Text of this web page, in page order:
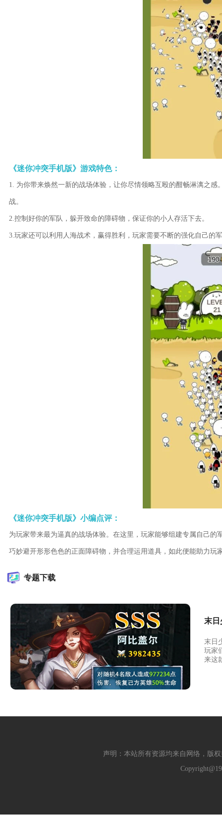
《迷你冲突手机版》游戏特色：
1. 为你带来焕然一新的战场体验，让你尽情领略互殴的酣畅淋漓之
战。
2.控制好你的军队，躲开致命的障碍物，保证你的小人存活下去。
3.玩家还可以利用人海战术，赢得胜利，玩家需要不断的强化自己的
《迷你冲突手机版》小编点评：
为玩家带来最为逼真的战场体验。在这里，玩家能够组建专属自己
巧妙避开形形色色的正面障碍物，并合理运用道具，如此便能助力
专题下载
末日
末日
玩家
来这
声明：本站所有资源均来自网络，版